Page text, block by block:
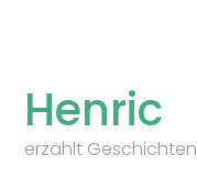
to
content
Henric
erzählt Geschichten